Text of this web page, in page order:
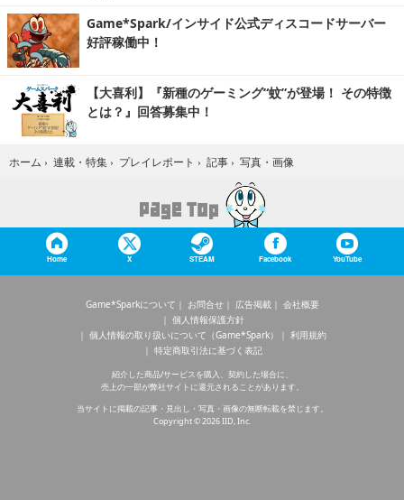
Game*Spark/インサイド公式ディスコードサーバー
好評稼働中！
【大喜利】『新種のゲーミング“蚊”が登場！ その特徴
とは？』回答募集中！
ホーム › 連載・特集 › プレイレポート › 記事 › 写真・画像
Home X STEAM Facebook YouTube
Game*Sparkについて お問合せ 広告掲載
会社概要
個人情報保護方針
個人情報の取り扱いについて（Game*Spark）
利用規約
特定商取引法に基づく表記
紹介した商品/サービスを購入、契約した場合に、
売上の一部が弊社サイトに還元されることがあります。
当サイトに掲載の記事・見出し・写真・画像の無断転載を禁じます。
Copyright © 2026 IID, Inc.